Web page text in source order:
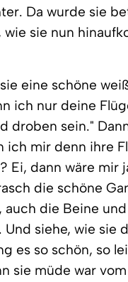
Da wurde sie
sie nun
eine schöne
ich nur deine
droben sein."
ich mir denn ihre
Ei, dann wäre mir
die schöne
auch die Beine
Und siehe, wie sie
es so schön, so
sie müde war